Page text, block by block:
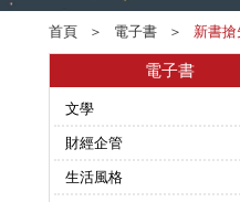
首頁 ＞ 電子書 ＞ 新書
電子書
文學
財經企管
生活風格